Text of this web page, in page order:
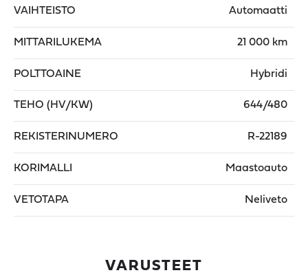
VAIHTEISTO Automaatti
MITTARILUKEMA 21 000 km
POLTTOAINE Hybridi
TEHO (HV/KW) 644/480
REKISTERINUMERO R-22189
KORIMALLI Maastoauto
VETOTAPA Neliveto
VARUSTEET